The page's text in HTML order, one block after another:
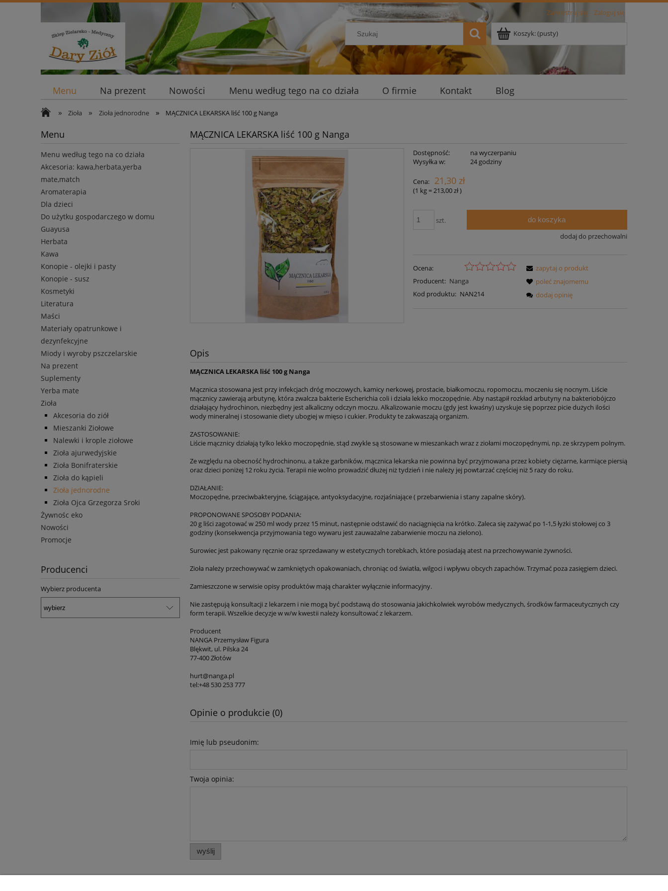
Zarejestruj się Zaloguj się
Koszyk:(pusty)
Menu Na prezent Nowości Menu według tego na co działa O firmie Kontakt Blog
» Zioła » Zioła jednorodne » MĄCZNICA LEKARSKA liść 100 g Nanga
Menu
Menu według tego na co działa
Akcesoria: kawa,herbata,yerba
mate,match
Aromaterapia
Dla dzieci
Do użytku gospodarczego w domu
Guayusa
Herbata
Kawa
Konopie - olejki i pasty
Konopie - susz
Kosmetyki
Literatura
Maści
Materiały opatrunkowe i
dezynfekcyjne
Miody i wyroby pszczelarskie
Na prezent
Suplementy
Yerba mate
Zioła
Akcesoria do ziół
Mieszanki Ziołowe
Nalewki i krople ziołowe
Zioła ajurwedyjskie
Zioła Bonifraterskie
Zioła do kąpieli
Zioła jednorodne
Zioła Ojca Grzegorza Sroki
Żywnośc eko
Nowości
Promocje
Producenci
Wybierz producenta
MĄCZNICA LEKARSKA liść 100 g Nanga
Dostępność:
na wyczerpaniu
Wysyłka w:
24 godziny
Cena: 21,30 zł
(1 kg=213,00 zł)
szt. do koszyka
dodaj do przechowalni
Ocena:
Producent: Nanga
Kod produktu: NAN214
zapytaj o produkt
poleć znajomemu
dodaj opinię
Opis
MĄCZNICA LEKARSKA liść 100 g Nanga
Mącznica stosowana jest przy infekcjach dróg moczowych, kamicy nerkowej, prostacie, białkomoczu, ropomoczu, moczeniu się nocnym. Liście
mącznicy zawierają arbutynę, która zwalcza bakterie Escherichia coli i działa lekko moczopędnie. Aby nastąpił rozkład arbutyny na bakteriobójczo
działający hydrochinon, niezbędny jest alkaliczny odczyn moczu. Alkalizowanie moczu (gdy jest kwaśny) uzyskuje się poprzez picie dużych ilości
wody mineralnej i stosowanie diety ubogiej w mięso i cukier. Produkty te zakwaszają organizm.
ZASTOSOWANIE:
Liście mącznicy działają tylko lekko moczopędnie, stąd zwykle są stosowane w mieszankach wraz z ziołami moczopędnymi, np. ze skrzypem polnym.
Ze względu na obecność hydrochinonu, a także garbników, mącznica lekarska nie powinna być przyjmowana przez kobiety ciężarne, karmiące piersią
oraz dzieci poniżej 12 roku życia. Terapii nie wolno prowadzić dłużej niż tydzień i nie należy jej powtarzać częściej niż 5 razy do roku.
DZIAŁANIE:
Moczopędne, przeciwbakteryjne, ściągające, antyoksydacyjne, rozjaśniające ( przebarwienia i stany zapalne skóry).
PROPONOWANE SPOSOBY PODANIA:
20 g liści zagotować w 250 ml wody przez 15 minut, następnie odstawić do naciągnięcia na krótko. Zaleca się zażywać po 1-1,5 łyżki stołowej co 3
godziny (konsekwencja przyjmowania tego wywaru jest zauważalne zabarwienie moczu na zielono).
Surowiec jest pakowany ręcznie oraz sprzedawany w estetycznych torebkach, które posiadają atest na przechowywanie żywności.
Zioła należy przechowywać w zamkniętych opakowaniach, chroniąc od światła, wilgoci i wpływu obcych zapachów. Trzymać poza zasięgiem dzieci.
Zamieszczone w serwisie opisy produktów mają charakter wyłącznie informacyjny.
Nie zastępują konsultacji z lekarzem i nie mogą być podstawą do stosowania jakichkolwiek wyrobów medycznych, środków farmaceutycznych czy
form terapii. Wszelkie decyzje w w/w kwestii należy konsultować z lekarzem.
Producent
NANGA Przemysław Figura
Blękwit, ul. Pilska 24
77-400 Złotów
hurt@nanga.pl
tel:+48 530 253 777
Opinie o produkcie (0)
Imię lub pseudonim:
Twoja opinia:
wyślij